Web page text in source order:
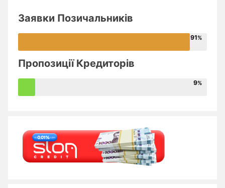
Заявки Позичальників
91
Пропозиції Кредиторів
9